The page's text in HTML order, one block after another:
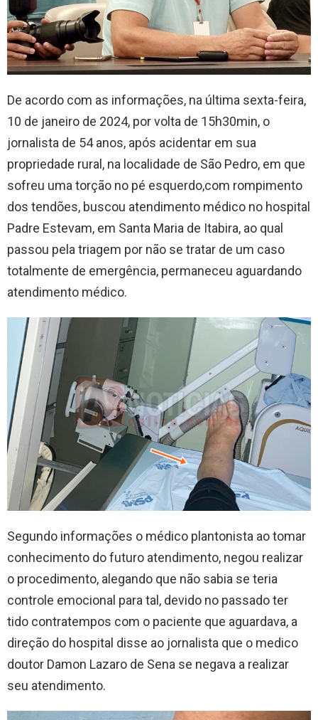
De acordo com as informações, na última sexta-feira,
10 de janeiro de 2024, por volta de 15h30min, o
jornalista de 54 anos, após acidentar em sua
propriedade rural, na localidade de São Pedro, em que
sofreu uma torção no pé esquerdo,com rompimento
dos tendões, buscou atendimento médico no hospital
Padre Estevam, em Santa Maria de Itabira, ao qual
passou pela triagem por não se tratar de um caso
totalmente de emergência, permaneceu aguardando
atendimento médico.
Segundo informações o médico plantonista ao tomar
conhecimento do futuro atendimento, negou realizar
o procedimento, alegando que não sabia se teria
controle emocional para tal, devido no passado ter
tido contratempos com o paciente que aguardava, a
direção do hospital disse ao jornalista que o medico
doutor Damon Lazaro de Sena se negava a realizar
seu atendimento.